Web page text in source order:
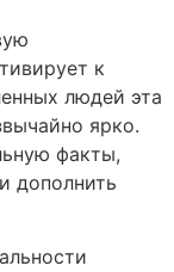
к
людей эта
ярко.
факты,
дополнить